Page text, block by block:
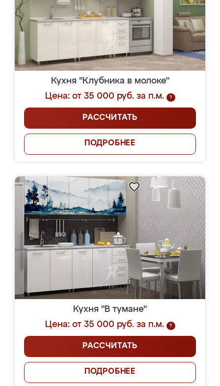
Кухня "Клубника в молоке"
Цена: от 35 000 руб. за п.м.
?
РАССЧИТАТЬ
ПОДРОБНЕЕ
Кухня "В тумане"
Цена: от 35 000 руб. за п.м.
?
РАССЧИТАТЬ
ПОДРОБНЕЕ